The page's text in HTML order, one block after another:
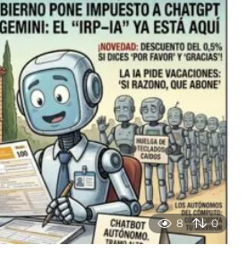
s
a
t
r
á
s
8 0